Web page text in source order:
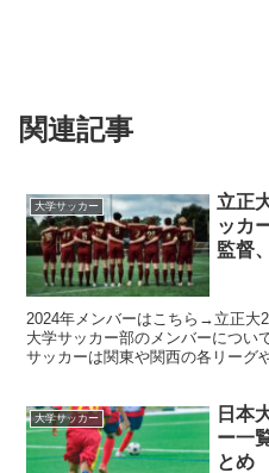
関連記事
大学サッカー
立正
ッカ
監督
2024年メンバーはこちら→立正大
大学サッカー部のメンバーについ
サッカーは関東や関西の各リーグ
大学サッカー
日本
ー一
とめ